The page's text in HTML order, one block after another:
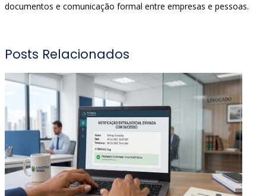
documentos e comunicação formal entre empresas e pessoas.
Posts Relacionados